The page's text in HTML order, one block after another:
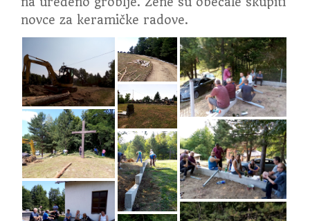
novce za keramičke radove.